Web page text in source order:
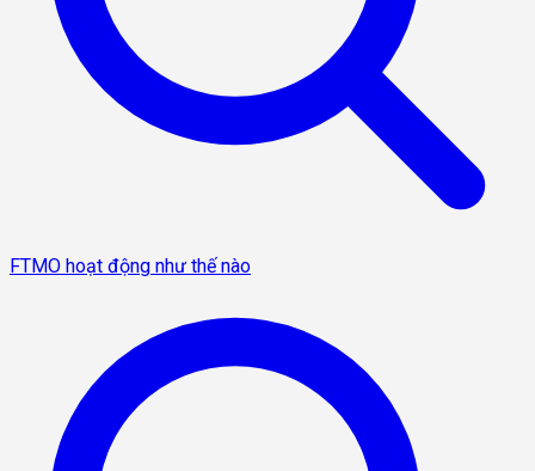
FTMO hoạt động như thế nào